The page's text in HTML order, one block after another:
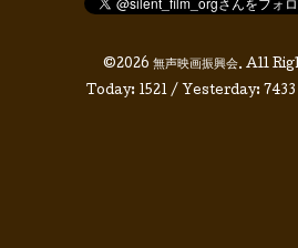
©2026 無声映画振興会. All
Today: 1521/ Yesterday: 7433